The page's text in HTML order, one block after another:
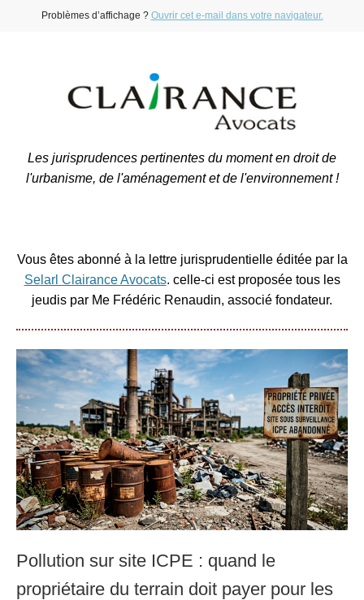
Problèmes d’affichage ? Ouvrir cet e-mail dans votre navigateur.
Les jurisprudences pertinentes du moment en droit de
l'urbanisme, de l'aménagement et de l'environnement !
Vous êtes abonné à la lettre jurisprudentielle éditée par la
Selarl Clairance Avocats. celle-ci est proposée tous les
jeudis par Me Frédéric Renaudin, associé fondateur.
Pollution sur site ICPE : quand le
propriétaire du terrain doit payer pour les